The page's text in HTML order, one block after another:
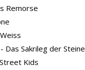
Remorse
Das Sakrileg der Steine
Kids